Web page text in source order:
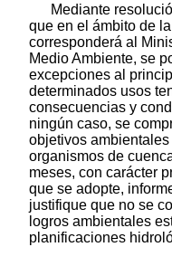
Mediante
que en el ámbito de
corresponderá al
Medio Ambiente, se
excepciones al
determinados usos
consecuencias y
ningún caso, se
objetivos
organismos de
meses, con carácter
que se adopte,
justifique que no se
logros ambientales
planificaciones